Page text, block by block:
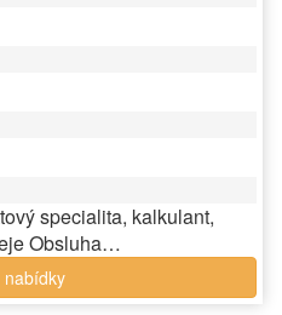
specialita, kalkulant,
Obsluha…
nabídky